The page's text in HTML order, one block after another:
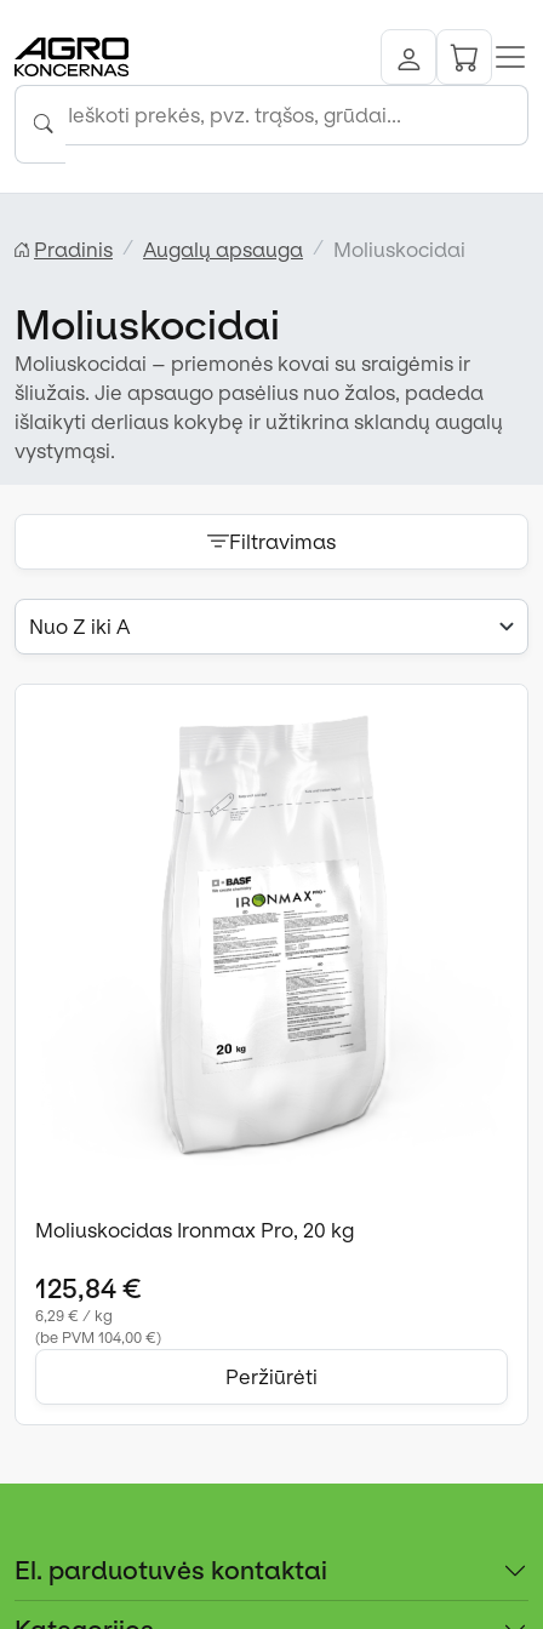
Pradinis Augalų apsauga Moliuskocidai
Moliuskocidai
Moliuskocidai – priemonės kovai su sraigėmis ir
šliužais. Jie apsaugo pasėlius nuo žalos, padeda
išlaikyti derliaus kokybę ir užtikrina sklandų augalų
vystymąsi.
Filtravimas
Nuo Z iki A
Moliuskocidas Ironmax Pro, 20 kg
125,84 €
6,29 € / kg
(be PVM 104,00 €)
Peržiūrėti
El. parduotuvės kontaktai